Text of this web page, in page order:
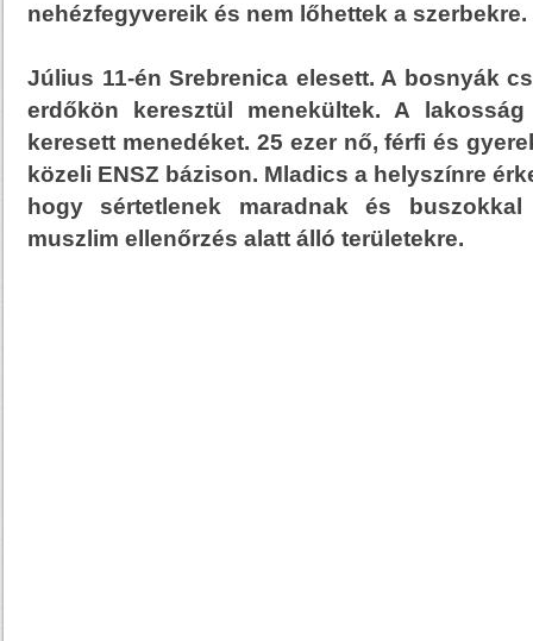
nehézfegyvereik és nem lőhettek a szerbekre.
Július 11-én Srebrenica elesett. A bosnyák
erdőkön keresztül menekültek. A
keresett menedéket. 25 ezer nő, férfi és
közeli ENSZ bázison. Mladics a helyszínre
hogy sértetlenek maradnak és
muszlim ellenőrzés alatt álló területekre.